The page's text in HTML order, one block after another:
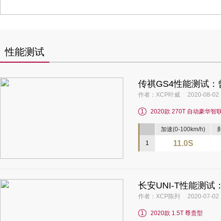
性能测试
传祺GS4性能测试
作者：XCP叶威 2020-08-02
1 2020款 270T 自动豪华智
加速(0-100km/h)
1
11.0S
长安UNI-T性能测试
作者：XCP陈列 2020-07-02
1 2020款 1.5T 尊贵型